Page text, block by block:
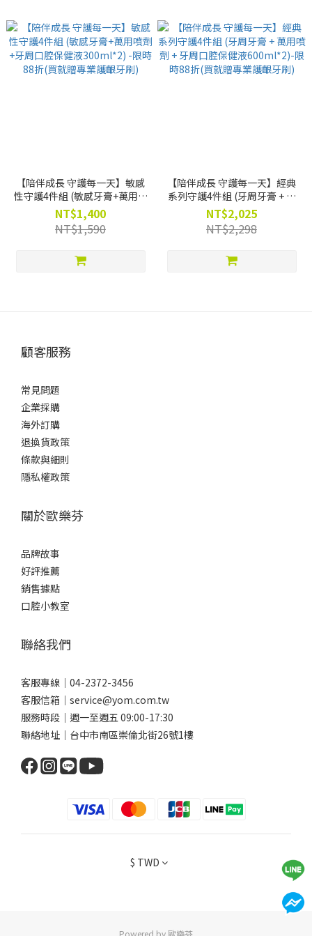
【陪伴成長 守護每一天】敏感
性守護4件組 (敏感牙膏+萬用噴
劑 +牙周口腔保健液300ml*2) -
限時88折(買就贈專業護齦牙刷)
NT$1,400
NT$1,590
【陪伴成長 守護每一天】經典
系列守護4件組 (牙周牙膏 + 萬
用噴劑 + 牙周口腔保健液
600ml*2)-限時88折(買就贈專
業護齦牙刷)
NT$2,025
NT$2,298
顧客服務
常見問題
企業採購
海外訂購
退換貨政策
條款與細則
隱私權政策
關於歐樂芬
品牌故事
好評推薦
銷售據點
口腔小教室
聯絡我們
客服專線｜04-2372-3456
客服信箱｜service@yom.com.tw
服務時段｜週一至週五 09:00-17:30
聯絡地址｜台中市南區崇倫北街26號1樓
$ TWD
Powered by 歐樂芬